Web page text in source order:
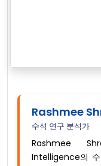
Rashmee
수석 연구 분석가
Rashmee
Intelligence의 수